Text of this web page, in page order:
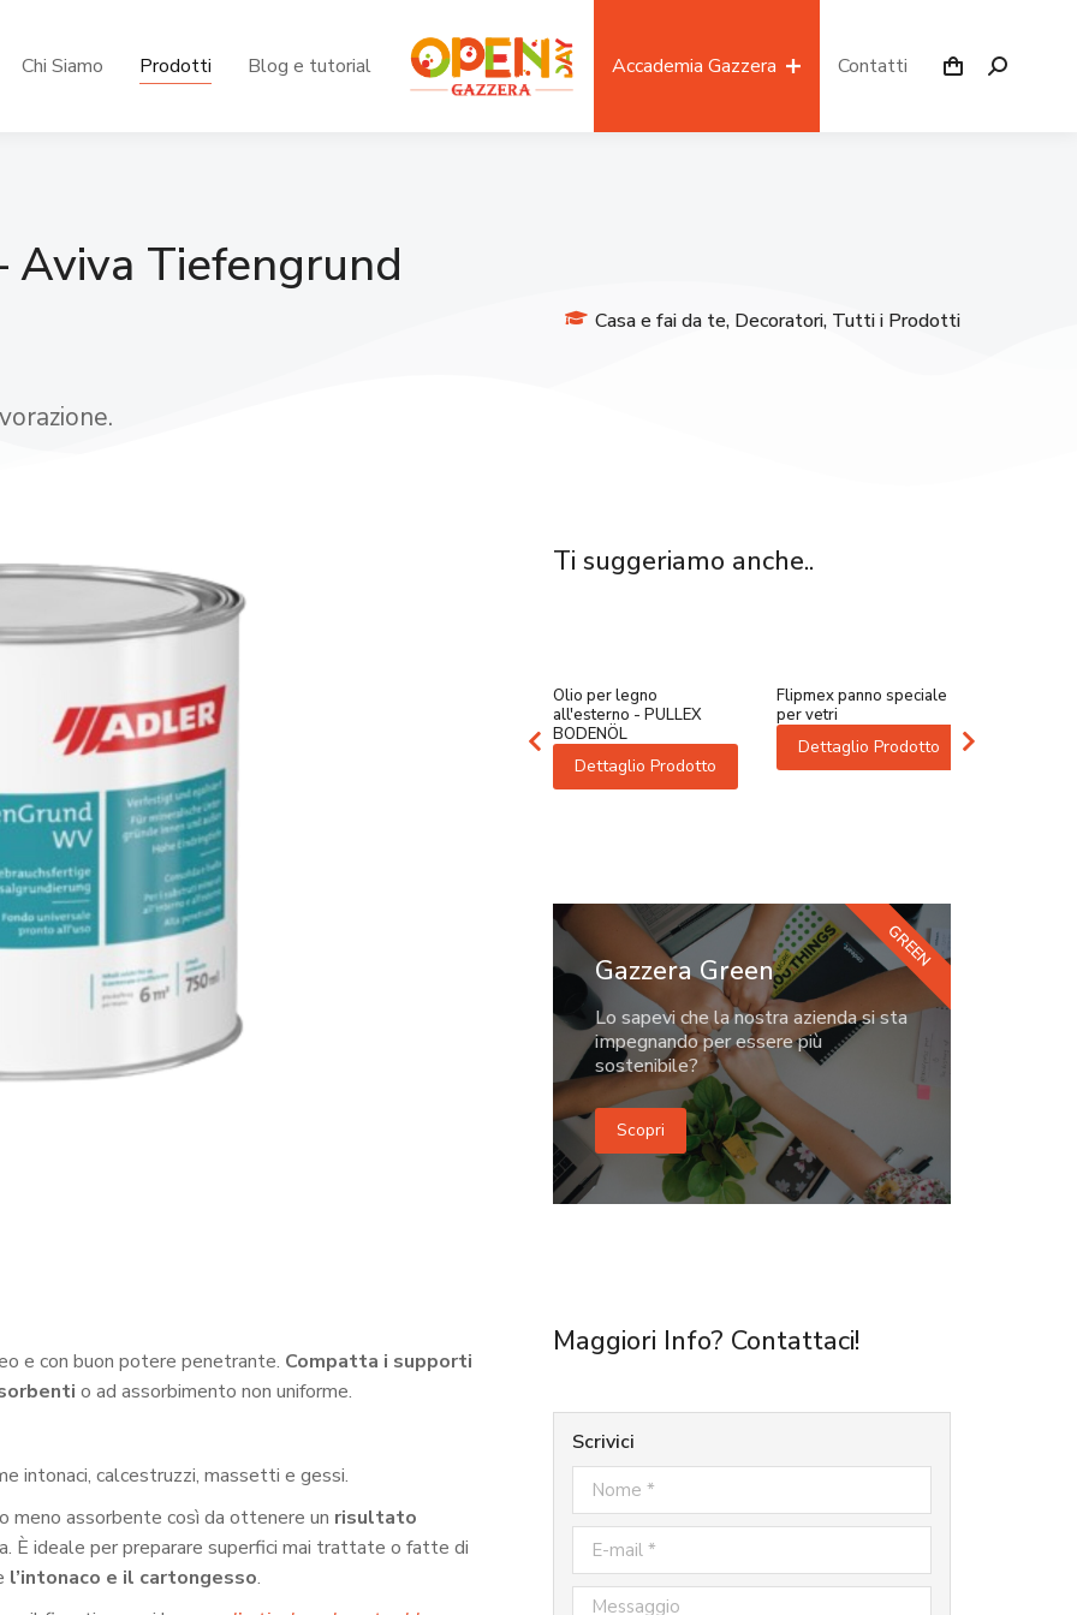
Chi Siamo Prodotti Blog e tutorial Accademia Gazzera Contatti
Aviva Tiefengrund
Casa e fai da te, Decoratori, Tutti i Prodotti
e con buon potere penetrante. Compatta i supporti
o ad assorbimento non uniforme.
intonaci, calcestruzzi, massetti e gessi.
meno assorbente così da ottenere un risultato
È ideale per preparare superfici mai trattate o fatte di
l’intonaco e il cartongesso.
Ti suggeriamo anche..
ADLER AQUA PURE
METAL
Dettaglio Prodotto
Olio per legno
all'esterno - PULLEX
BODENÖL
Dettaglio Prodotto
Flipmex panno speciale
per vetri
Dettaglio Prodotto
Gazzera Green
Lo sapevi che la nostra azienda si sta
impegnando per essere più
sostenibile?
Scopri
GREEN
Maggiori Info? Contattaci!
Scrivici
Nome *
E-mail *
Messaggio